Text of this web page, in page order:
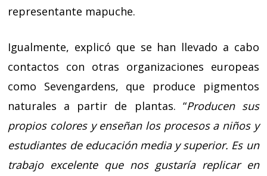
representante mapuche.
Igualmente, explicó que se han llevado a cabo
contactos con otras organizaciones europeas
como Sevengardens, que produce pigmentos
naturales a partir de plantas. “Producen sus
propios colores y enseñan los procesos a niños y
estudiantes de educación media y superior. Es un
trabajo excelente que nos gustaría replicar en